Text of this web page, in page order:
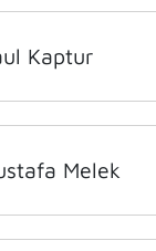
Kaptur
Melek